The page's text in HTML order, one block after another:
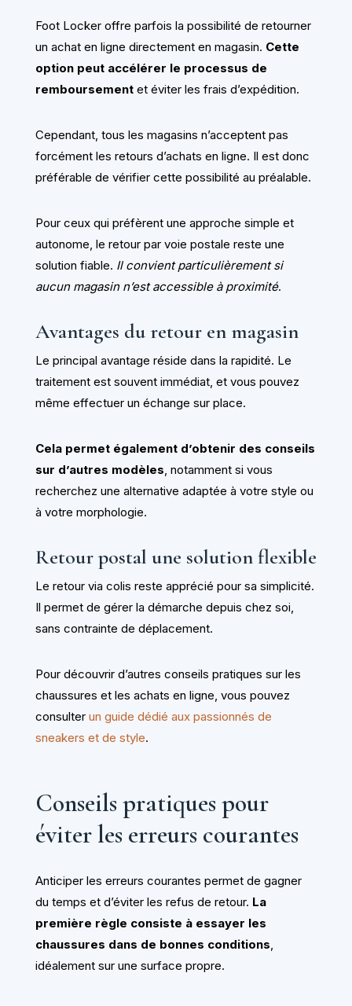
Foot Locker offre parfois la possibilité de retourner
un achat en ligne directement en magasin. Cette
option peut accélérer le processus de
remboursementet éviter les frais d’expédition.
Cependant, tous les magasins n’acceptent pas
forcément les retours d’achats en ligne. Il est donc
préférable de vérifier cette possibilité au préalable.
Pour ceux qui préfèrent une approche simple et
autonome, le retour par voie postale reste une
solution fiable. Il convient particulièrement si
aucun magasin n’est accessible à proximité.
Avantages du retour en magasin
Le principal avantage réside dans la rapidité. Le
traitement est souvent immédiat, et vous pouvez
même effectuer un échange sur place.
Cela permet également d’obtenir des conseils
sur d’autres modèles, notamment si vous
recherchez une alternative adaptée à votre style ou
à votre morphologie.
Retour postal une solution flexible
Le retour via colis reste apprécié pour sa simplicité.
Il permet de gérer la démarche depuis chez soi,
sans contrainte de déplacement.
Pour découvrir d’autres conseils pratiques sur les
chaussures et les achats en ligne, vous pouvez
consulter un guide dédié aux passionnés de
sneakers et de style.
Conseils pratiques pour
éviter les erreurs courantes
Anticiper les erreurs courantes permet de gagner
du temps et d’éviter les refus de retour. La
première règle consiste à essayer les
chaussures dans de bonnes conditions,
idéalement sur une surface propre.